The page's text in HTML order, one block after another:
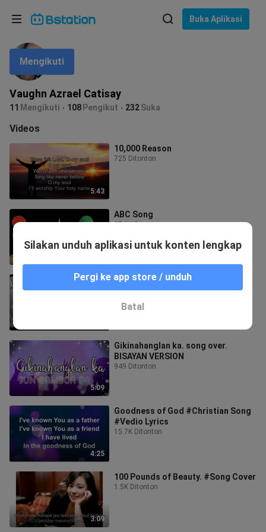
Buka Aplikasi
Vaughn Azrael Catisay
11 Mengikuti 108 Pengikut 232Suka
Mengikuti
Videos
5:43
10,000 Reason
725 Ditonton
ABC Song
27.2K Ditonton
1.2K Ditonton
5:09
Gikinahanglan ka. song over.
BISAYAN VERSION
949 Ditonton
4:25
Goodness of God #Christian Song
#Vedio Lyrics
15.7K Ditonton
3:09
100 Pounds of Beauty. #Song Cover
1.5K Ditonton
Bahasa: Bahasa Indonesia
Pilih bahasa
English
ภาษาไทย
Tiếng Việt
Bahasa Melayu
Silakan unduh aplikasi untuk konten lengkap
Pergi ke app store / unduh
Batal